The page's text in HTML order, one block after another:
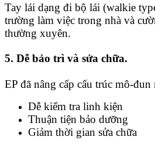
Tay lái dạng đi bộ lái (walkie
trường làm việc trong nhà và
thường xuyên.
5. Dễ bảo trì và sửa chữa.
EP đã nâng cấp cấu trúc mô-
Dễ kiểm tra linh kiện
Thuận tiện bảo dưỡng
Giảm thời gian sửa chữa